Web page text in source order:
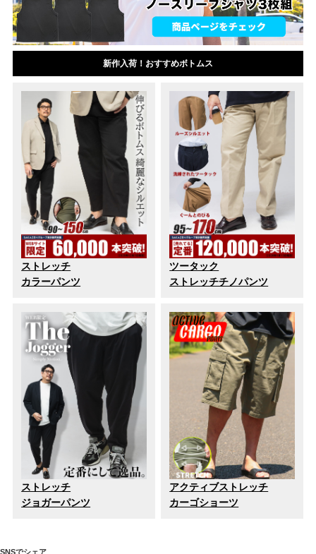
新作入荷！おすすめボトムス
ストレッチ
カラーパンツ
ツータック
ストレッチチノパンツ
ストレッチ
ジョガーパンツ
アクティブストレッチ
カーゴショーツ
SNSでシェア